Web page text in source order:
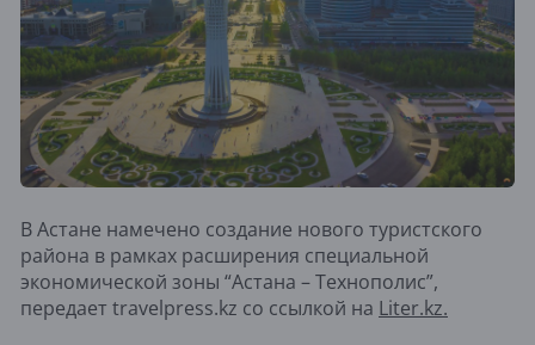
В Астане намечено создание нового туристского
района в рамках расширения специальной
экономической зоны “Астана – Технополис”,
передает travelpress.kz со ссылкой на Liter.kz.